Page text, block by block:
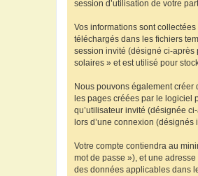
session d’utilisation de votre
Vos informations sont
téléchargés dans les fichiers
session invité (désigné ci-après
solaires » et est utilisé pour
Nous pouvons également
les pages créées par le logiciel
qu’utilisateur invité (désignée
lors d’une connexion
Votre compte contiendra au
mot de passe »), et une
des données applicables dans